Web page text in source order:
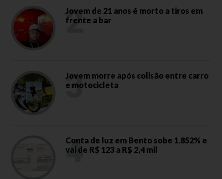
2
Jovem de 21 anos é morto a tiros em
frente a bar
3
Jovem morre após colisão entre carro
e motocicleta
4
Conta de luz em Bento sobe 1.852% e
vai de R$ 123 a R$ 2,4 mil